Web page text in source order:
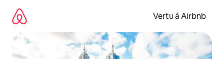
beint
Vertu á Airbnb